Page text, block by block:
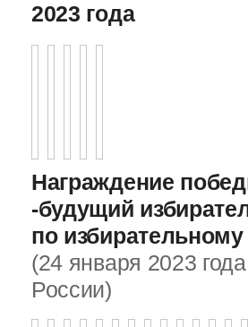
2023 года
Награждение
-будущий
по
(24 января 2023
России)